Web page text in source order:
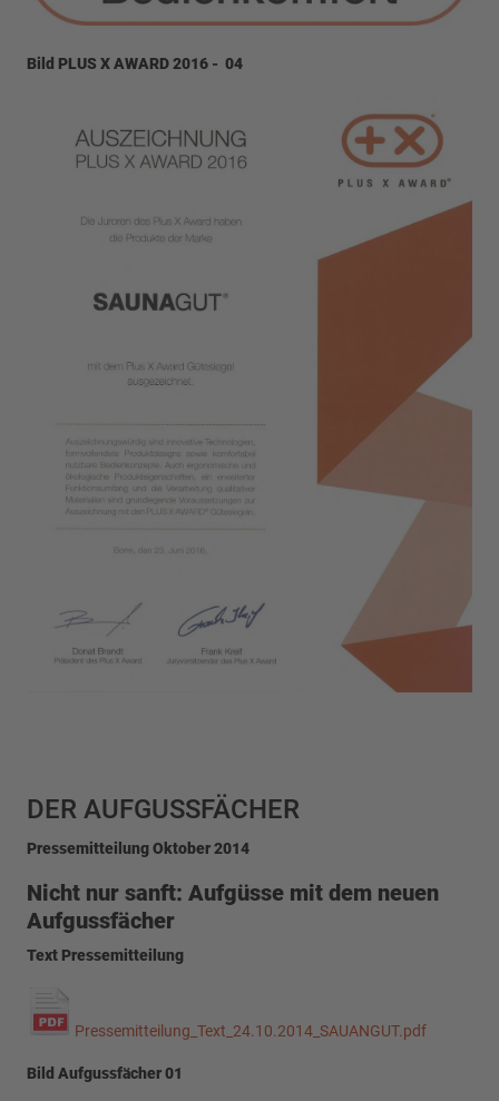
Bild PLUS X AWARD 2016 - 04
DER AUFGUSSFÄCHER
Pressemitteilung Oktober 2014
Nicht nur sanft: Aufgüsse mit dem neuen
Aufgussfächer
Text Pressemitteilung
Pressemitteilung_Text_24.10.2014_SAUANGUT.pdf
Bild Aufgussfächer 01